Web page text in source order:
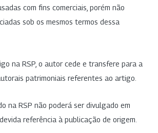
com fins comerciais, porém não
sob os mesmos termos dessa
na RSP, o autor cede e transfere para a
patrimoniais referentes ao artigo.
na RSP não poderá ser divulgado em
referência à publicação de origem.